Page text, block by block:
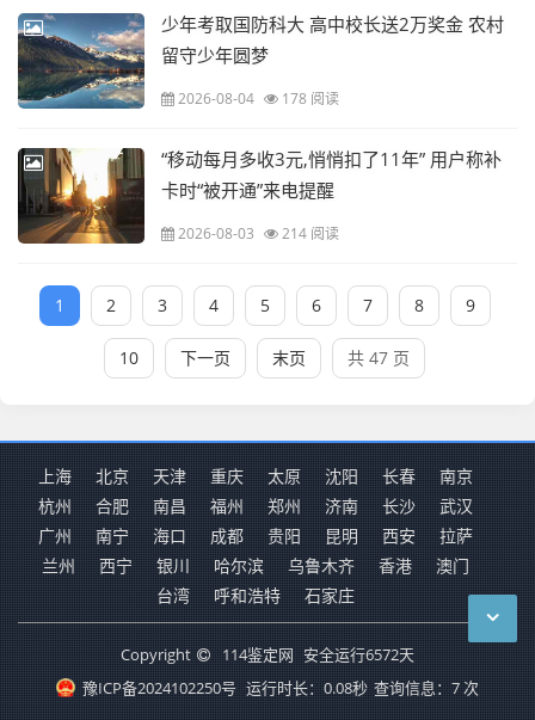
少年考取国防科大 高中校长送2万奖金 农村
留守少年圆梦
2026-08-04 178 阅读
“移动每月多收3元,悄悄扣了11年” 用户称补
卡时“被开通”来电提醒
2026-08-03 214 阅读
1 2 3 4 5 6 7 8 9
10 下一页 末页 共 47 页
上海 北京 天津 重庆 太原 沈阳 长春
南京
杭州
合肥 南昌 福州 郑州 济南 长沙
武汉
广州
南宁 海口 成都 贵阳 昆明 西安
拉萨
兰州
西宁 银川 哈尔滨 乌鲁木齐 香港
澳门
台湾
呼和浩特 石家庄
Copyright 114鉴定网 安全运行6572天
豫ICP备2024102250号 运行时长：0.08秒 查询信息：7 次